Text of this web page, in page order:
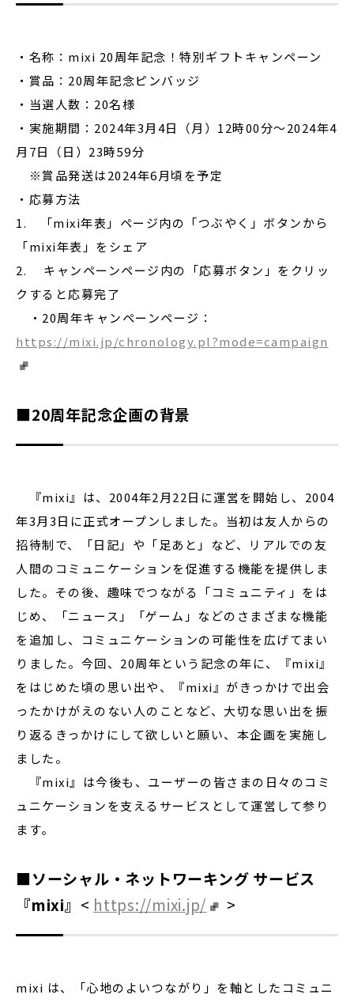
・名称：mixi 20周年記念！特別ギフトキャンペーン
・賞品：20周年記念ピンバッジ
・当選人数：20名様
・実施期間：2024年3月4日（月）12時00分〜2024年4
月7日（日）23時59分
※賞品発送は2024年6月頃を予定
・応募方法
1. 「mixi年表」ページ内の「つぶやく」ボタンから
「mixi年表」をシェア
2. キャンペーンページ内の「応募ボタン」をクリッ
クすると応募完了
・20周年キャンペーンページ：
https://mixi.jp/chronology.pl?mode=campaign
■20周年記念企画の背景
『mixi』は、2004年2月22日に運営を開始し、2004
年3月3日に正式オープンしました。当初は友人からの
招待制で、「日記」や「足あと」など、リアルでの友
人間のコミュニケーションを促進する機能を提供しま
した。その後、趣味でつながる「コミュニティ」をは
じめ、「ニュース」「ゲーム」などのさまざまな機能
を追加し、コミュニケーションの可能性を広げてまい
りました。今回、20周年という記念の年に、『mixi』
をはじめた頃の思い出や、『mixi』がきっかけで出会
ったかけがえのない人のことなど、大切な思い出を振
り返るきっかけにして欲しいと願い、本企画を実施し
ました。
『mixi』は今後も、ユーザーの皆さまの日々のコミ
ュニケーションを支えるサービスとして運営して参り
ます。
■ソーシャル・ネットワーキング サービス
『mixi』 < https://mixi.jp/ >
mixi は、「心地のよいつながり」を軸としたコミュニ